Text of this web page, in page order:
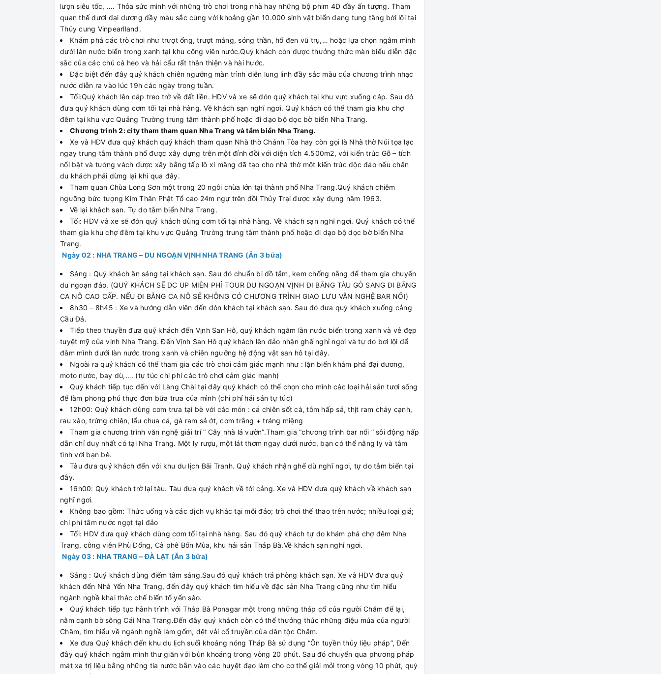
lượn siêu tốc, …. Thỏa sức mình với những trò chơi trong nhà hay những bộ phim 4D đầy ấn tượng. Tham
quan thế dưới đại dương đầy màu sắc cùng với khoảng gần 10.000 sinh vật biển đang tung tăng bới lội tại
Thủy cung Vinpearlland.
Khám phá các trò chơi như trượt ống, trượt máng, sóng thần, hố đen vũ trụ,… hoặc lựa chọn ngâm mình
dưới làn nước biển trong xanh tại khu công viên nước.Quý khách còn được thưởng thức màn biểu diễn đặc
sắc của các chú cá heo và hải cẩu rất thân thiện và hài hước.
Đặc biệt đến đây quý khách chiên ngưỡng màn trình diễn lung linh đầy sắc màu của chương trình nhạc
nước diễn ra vào lúc 19h các ngày trong tuần.
Tối:Quý khách lên cáp treo trở về đất liền. HDV và xe sẽ đón quý khách tại khu vực xuống cáp. Sau đó
đưa quý khách dùng cơm tối tại nhà hàng. Về khách sạn nghĩ ngơi. Quý khách có thể tham gia khu chợ
đêm tại khu vực Quảng Trường trung tâm thành phố hoặc đi dạo bộ dọc bờ biển Nha Trang.
Chương trình 2: city tham tham quan Nha Trang và tắm biển Nha Trang.
Xe và HDV đưa quý khách quý khách tham quan Nhà thờ Chánh Tòa hay còn gọi là Nhà thờ Núi tọa lạc
ngay trung tâm thành phố được xây dựng trên một đỉnh đồi với diện tích 4.500m2, với kiến trúc Gỗ – tích
nổi bật và tường vách được xây bằng tấp lô xi măng đã tạo cho nhà thờ một kiến trúc độc đáo nếu chân
du khách phải dừng lại khi qua đây.
Tham quan Chùa Long Sơn một trong 20 ngôi chùa lớn tại thành phố Nha Trang.Quý khách chiêm
ngưỡng bức tượng Kim Thân Phật Tổ cao 24m ngự trên đồi Thủy Trại được xây đựng năm 1963.
Về lại khách san. Tự do tắm biển Nha Trang.
Tối: HDV và xe sẽ đón quý khách dùng cơm tối tại nhà hàng. Về khách sạn nghĩ ngơi. Quý khách có thể
tham gia khu chợ đêm tại khu vực Quảng Trường trung tâm thành phố hoặc đi dạo bộ dọc bờ biển Nha
Trang.
Ngày 02 : NHA TRANG – DU NGOẠN VỊNH NHA TRANG (Ăn 3 bữa)
Sáng : Quý khách ăn sáng tại khách sạn. Sau đó chuẩn bị đồ tắm, kem chống nắng để tham gia chuyến
du ngoạn đảo. (QUÝ KHÁCH SẼ DC UP MIỄN PHÍ TOUR DU NGOẠN VỊNH ĐI BẰNG TÀU GỖ SANG ĐI BẰNG
CA NÔ CAO CẤP. NẾU ĐI BẰNG CA NÔ SẼ KHÔNG CÓ CHƯƠNG TRÌNH GIAO LƯU VĂN NGHỆ BAR NỔI)
8h30 – 8h45 : Xe và hướng dẫn viên đến đón khách tại khách sạn. Sau đó đưa quý khách xuống cảng
Cầu Đá.
Tiếp theo thuyền đưa quý khách đến Vịnh San Hô, quý khách ngắm làn nước biển trong xanh và vẻ đẹp
tuyệt mỹ của vịnh Nha Trang. Đến Vịnh San Hô quý khách lên đảo nhận ghế nghỉ ngơi và tự do bơi lội để
đắm mình dưới làn nước trong xanh và chiên ngưỡng hệ động vật san hô tại đây.
Ngoài ra quý khách có thể tham gia các trò chơi cảm giác mạnh như : lặn biển khám phá đại dương,
moto nước, bay dù,…. (tự túc chi phí các trò chơi cảm giác mạnh)
Quý khách tiếp tục đến với Làng Chài tại đây quý khách có thể chọn cho mình các loại hải sản tươi sống
để làm phong phú thực đơn bữa trưa của mình (chi phí hải sản tự túc)
12h00: Quý khách dùng cơm trưa tại bè với các món : cá chiên sốt cà, tôm hấp sả, thịt ram cháy cạnh,
rau xào, trứng chiên, lẩu chua cá, gà ram sả ớt, cơm trắng + tráng miệng
Tham gia chương trình văn nghệ giải trí “ Cây nhà lá vườn”.Tham gia “chương trình bar nổi ” sôi động hấp
dẫn chỉ duy nhất có tại Nha Trang. Một ly rượu, một lát thơm ngay dưới nước, bạn có thể nâng ly và tâm
tình với bạn bè.
Tàu đưa quý khách đến với khu du lịch Bãi Tranh. Quý khách nhận ghế dù nghĩ ngơi, tự do tắm biển tại
đây.
16h00: Quý khách trở lại tàu. Tàu đưa quý khách về tới cảng. Xe và HDV đưa quý khách về khách sạn
nghĩ ngơi.
Không bao gồm: Thức uống và các dịch vụ khác tại mỗi đảo; trò chơi thể thao trên nước; nhiều loại giá;
chi phí tắm nước ngọt tại đảo
Tối: HDV đưa quý khách dùng cơm tối tại nhà hàng. Sau đó quý khách tự do khám phá chợ đêm Nha
Trang, công viên Phù Đổng, Cà phê Bốn Mùa, khu hải sản Tháp Bà.Về khách sạn nghỉ ngơi.
Ngày 03 : NHA TRANG – ĐÀ LẠT (Ăn 3 bữa)
Sáng : Quý khách dùng điểm tâm sáng.Sau đó quý khách trả phòng khách sạn. Xe và HDV đưa quý
khách đến Nhà Yến Nha Trang, đến đây quý khách tìm hiểu về đặc sản Nha Trang cũng như tìm hiểu
ngành nghề khai thác chế biến tổ yến sào.
Quý khách tiếp tục hành trình với Tháp Bà Ponagar một trong những tháp cổ của người Chăm để lại,
nằm cạnh bờ sông Cái Nha Trang.Đến đây quý khách còn có thể thưởng thúc những điệu múa của người
Chăm, tìm hiểu về ngành nghề làm gốm, dệt vải cổ truyền của dân tộc Chăm.
Xe đưa Quý khách đến khu du lịch suối khoáng nóng Tháp Bà sử dụng “Ôn tuyền thủy liệu pháp”, Đến
đây quý khách ngâm mình thư giãn với bùn khoáng trong vòng 20 phút. Sau đó chuyển qua phương pháp
mát xa trị liệu bằng những tia nước bắn vào các huyệt đạo làm cho cơ thể giải mỏi trong vòng 10 phút, quý